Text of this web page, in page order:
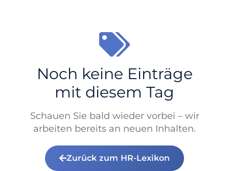
Noch keine Einträge
mit diesem Tag
Schauen Sie bald wieder vorbei – wir
arbeiten bereits an neuen Inhalten.
Zurück zum HR-Lexikon